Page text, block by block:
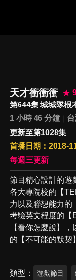
天才衝衝衝
第644集 城城隊根
1 小時 46 分鐘
更新至第1028集
首播日期：2018-
每週三更新
節目精心設計的遊
各大專院校的【
力以及聯想能力的
考驗英文程度的【
【看你怎麼說】
的【不可能的默契
類型 遊戲節目